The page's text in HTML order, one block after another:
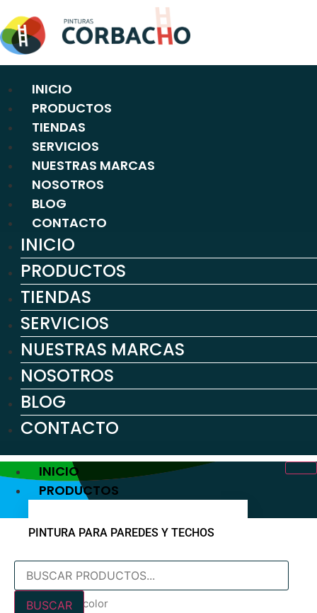
al
contenido
INICIO
PRODUCTOS
TIENDAS
SERVICIOS
NUESTRAS MARCAS
NOSOTROS
BLOG
CONTACTO
INICIO
PRODUCTOS
TIENDAS
SERVICIOS
NUESTRAS MARCAS
NOSOTROS
BLOG
CONTACTO
INICIO
PRODUCTOS
PINTURA PARA PAREDES Y TECHOS
Pintura blanca
En oferta
Pintura de color
Búsqueda
productos
BUSCAR